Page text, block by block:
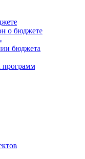
о бюджете
бюджета
программ